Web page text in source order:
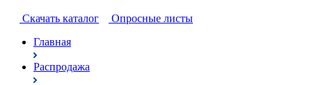
Cкачать каталог
Опросные листы
Главная
Распродажа